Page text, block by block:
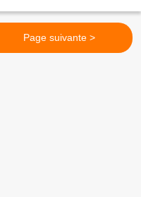
Page suivante >